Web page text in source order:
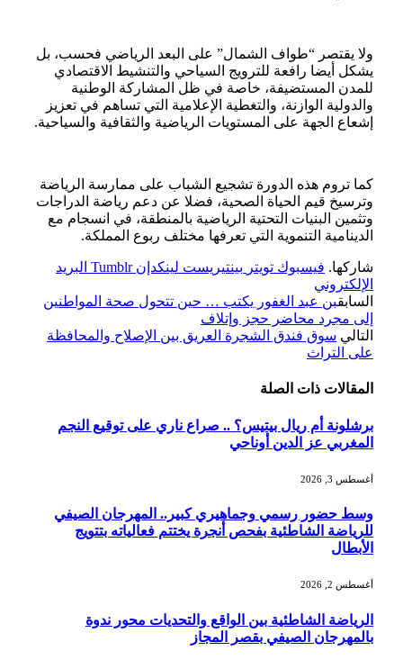
ولا يقتصر “طواف الشمال” على البعد الرياضي فحسب، بل
يشكل أيضا رافعة للترويج السياحي والتنشيط الاقتصادي
للمدن المستضيفة، خاصة في ظل المشاركة الوطنية
والدولية الوازنة، والتغطية الإعلامية التي تساهم في تعزيز
إشعاع الجهة على المستويات الرياضية والثقافية والسياحية.
كما تروم هذه الدورة تشجيع الشباب على ممارسة الرياضة
وترسيخ قيم الحياة الصحية، فضلا عن دعم رياضة الدراجات
وتثمين البنيات التحتية الرياضية بالمنطقة، في انسجام مع
الدينامية التنموية التي تعرفها مختلف ربوع المملكة.
شاركها. فيسبوك تويتر بينتيريست لينكدإن Tumblr البريد
الإلكتروني
السابقبن عبد الغفور يكتب … حين تتحول صحة المواطنين
إلى مجرد محاضر حجز وإتلاف
التالي سوق فندق الشجرة العريق بين الإصلاح والمحافظة
على التراث
المقالاتذات الصلة
برشلونة أم ريال بيتيس؟ .. صراع ناري على توقيع النجم
المغربي عز الدين أوناحي
أغسطس 3, 2026
وسط حضور رسمي وجماهيري كبير.. المهرجان الصيفي
للرياضة الشاطئية بفحص أنجرة يختتم فعالياته بتتويج
الأبطال
أغسطس 2, 2026
الرياضة الشاطئية بين الواقع والتحديات محور ندوة
بالمهرجان الصيفي بقصر المجاز